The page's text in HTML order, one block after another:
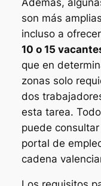
son más
incluso a
10 o 15
que en
zonas solo
dos
esta tarea.
puede
portal de
cadena